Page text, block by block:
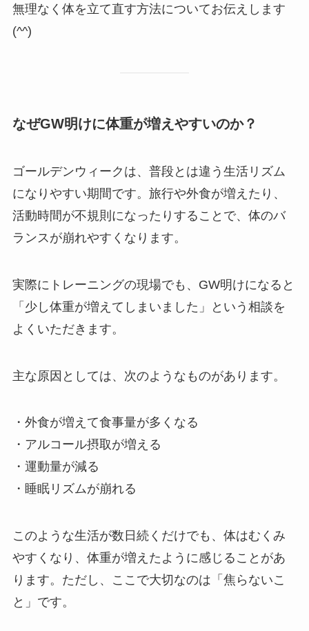
無理なく体を立て直す方法についてお伝えします
(^^)
なぜGW明けに体重が増えやすいのか？
ゴールデンウィークは、普段とは違う生活リズム
になりやすい期間です。旅行や外食が増えたり、
活動時間が不規則になったりすることで、体のバ
ランスが崩れやすくなります。
実際にトレーニングの現場でも、GW明けになると
「少し体重が増えてしまいました」という相談を
よくいただきます。
主な原因としては、次のようなものがあります。
・外食が増えて食事量が多くなる
・アルコール摂取が増える
・運動量が減る
・睡眠リズムが崩れる
このような生活が数日続くだけでも、体はむくみ
やすくなり、体重が増えたように感じることがあ
ります。ただし、ここで大切なのは「焦らないこ
と」です。